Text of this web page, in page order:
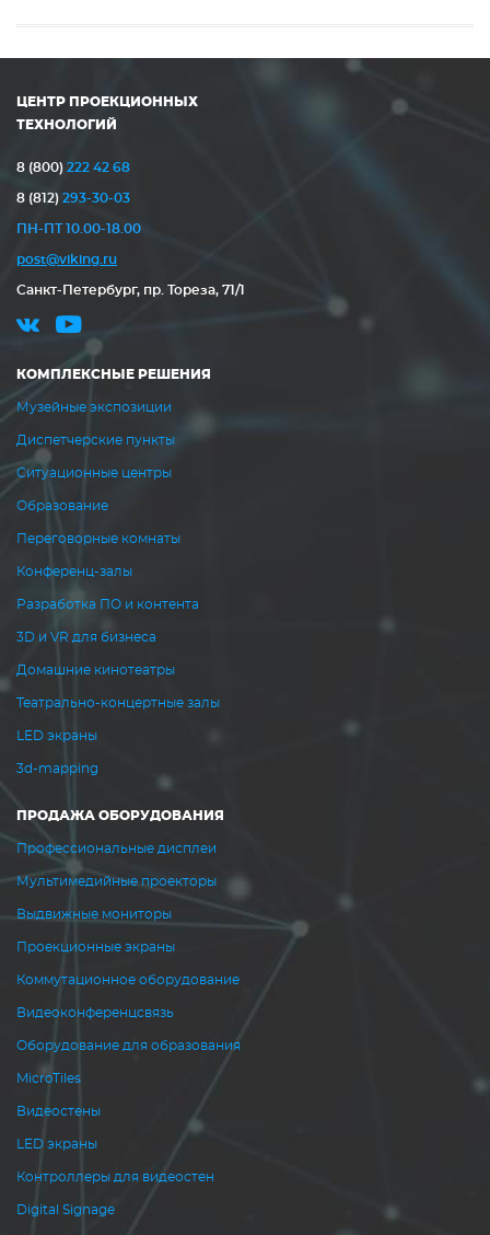
ЦЕНТР ПРОЕКЦИОННЫХ
ТЕХНОЛОГИЙ
8 (800) 222 42 68
8 (812) 293-30-03
ПН-ПТ 10.00-18.00
post@viking.ru
Санкт-Петербург, пр. Тореза, 71/1
КОМПЛЕКСНЫЕ РЕШЕНИЯ
Музейные экспозиции
Диспетчерские пункты
Ситуационные центры
Образование
Переговорные комнаты
Конференц-залы
Разработка ПО и контента
3D и VR для бизнеса
Домашние кинотеатры
Театрально-концертные залы
LED экраны
3d-mapping
ПРОДАЖА ОБОРУДОВАНИЯ
Профессиональные дисплеи
Мультимедийные проекторы
Выдвижные мониторы
Проекционные экраны
Коммутационное оборудование
Видеоконференцсвязь
Оборудование для образования
MicroTiles
Видеостены
LED экраны
Контроллеры для видеостен
Digital Signage